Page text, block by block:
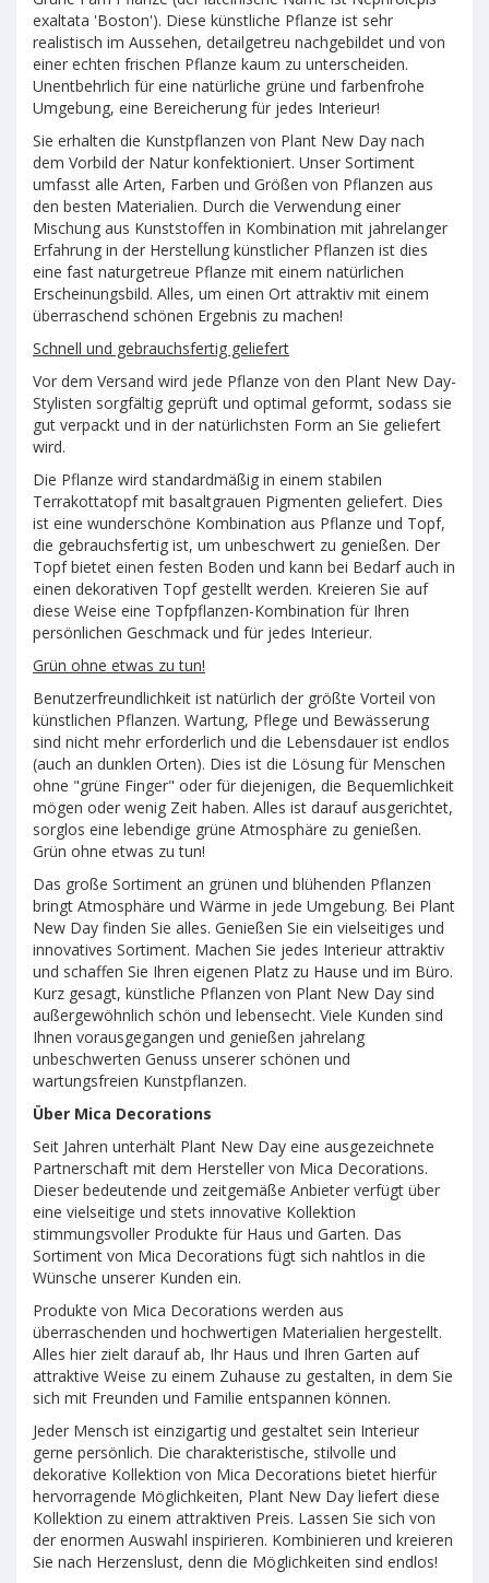
exaltata 'Boston'). Diese künstliche Pflanze ist sehr
realistisch im Aussehen, detailgetreu nachgebildet und von
einer echten frischen Pflanze kaum zu unterscheiden.
Unentbehrlich für eine natürliche grüne und farbenfrohe
Umgebung, eine Bereicherung für jedes Interieur!
Sie erhalten die Kunstpflanzen von Plant New Day nach
dem Vorbild der Natur konfektioniert. Unser Sortiment
umfasst alle Arten, Farben und Größen von Pflanzen aus
den besten Materialien. Durch die Verwendung einer
Mischung aus Kunststoffen in Kombination mit jahrelanger
Erfahrung in der Herstellung künstlicher Pflanzen ist dies
eine fast naturgetreue Pflanze mit einem natürlichen
Erscheinungsbild. Alles, um einen Ort attraktiv mit einem
überraschend schönen Ergebnis zu machen!
Schnell und gebrauchsfertig geliefert
Vor dem Versand wird jede Pflanze von den Plant New Day-
Stylisten sorgfältig geprüft und optimal geformt, sodass sie
gut verpackt und in der natürlichsten Form an Sie geliefert
wird.
Die Pflanze wird standardmäßig in einem stabilen
Terrakottatopf mit basaltgrauen Pigmenten geliefert. Dies
ist eine wunderschöne Kombination aus Pflanze und Topf,
die gebrauchsfertig ist, um unbeschwert zu genießen. Der
Topf bietet einen festen Boden und kann bei Bedarf auch in
einen dekorativen Topf gestellt werden. Kreieren Sie auf
diese Weise eine Topfpflanzen-Kombination für Ihren
persönlichen Geschmack und für jedes Interieur.
Grün ohne etwas zu tun!
Benutzerfreundlichkeit ist natürlich der größte Vorteil von
künstlichen Pflanzen. Wartung, Pflege und Bewässerung
sind nicht mehr erforderlich und die Lebensdauer ist endlos
(auch an dunklen Orten). Dies ist die Lösung für Menschen
ohne "grüne Finger" oder für diejenigen, die Bequemlichkeit
mögen oder wenig Zeit haben. Alles ist darauf ausgerichtet,
sorglos eine lebendige grüne Atmosphäre zu genießen.
Grün ohne etwas zu tun!
Das große Sortiment an grünen und blühenden Pflanzen
bringt Atmosphäre und Wärme in jede Umgebung. Bei Plant
New Day finden Sie alles. Genießen Sie ein vielseitiges und
innovatives Sortiment. Machen Sie jedes Interieur attraktiv
und schaffen Sie Ihren eigenen Platz zu Hause und im Büro.
Kurz gesagt, künstliche Pflanzen von Plant New Day sind
außergewöhnlich schön und lebensecht. Viele Kunden sind
Ihnen vorausgegangen und genießen jahrelang
unbeschwerten Genuss unserer schönen und
wartungsfreien Kunstpflanzen.
Über Mica Decorations
Seit Jahren unterhält Plant New Day eine ausgezeichnete
Partnerschaft mit dem Hersteller von Mica Decorations.
Dieser bedeutende und zeitgemäße Anbieter verfügt über
eine vielseitige und stets innovative Kollektion
stimmungsvoller Produkte für Haus und Garten. Das
Sortiment von Mica Decorations fügt sich nahtlos in die
Wünsche unserer Kunden ein.
Produkte von Mica Decorations werden aus
überraschenden und hochwertigen Materialien hergestellt.
Alles hier zielt darauf ab, Ihr Haus und Ihren Garten auf
attraktive Weise zu einem Zuhause zu gestalten, in dem Sie
sich mit Freunden und Familie entspannen können.
Jeder Mensch ist einzigartig und gestaltet sein Interieur
gerne persönlich. Die charakteristische, stilvolle und
dekorative Kollektion von Mica Decorations bietet hierfür
hervorragende Möglichkeiten, Plant New Day liefert diese
Kollektion zu einem attraktiven Preis. Lassen Sie sich von
der enormen Auswahl inspirieren. Kombinieren und kreieren
Sie nach Herzenslust, denn die Möglichkeiten sind endlos!